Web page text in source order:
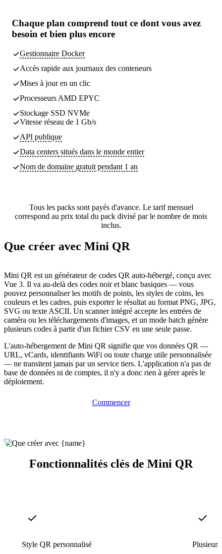
Chaque plan comprend tout ce dont vous avez
besoin et bien plus encore
Gestionnaire Docker
Accès rapide aux journaux des conteneurs
Mises à jour en un clic
Processeurs AMD EPYC
Stockage SSD NVMe
Vitesse réseau de 1 Gb/s
API publique
Data centers situés dans le monde entier
Nom de domaine gratuit pendant 1 an
Tous les packs sont payés d'avance. Le tarif mensuel
correspond au prix total du pack divisé par le nombre de mois
inclus.
Que créer avec Mini QR
Mini QR est un générateur de codes QR auto-hébergé, conçu avec
Vue 3. Il va au-delà des codes noir et blanc basiques — vous
pouvez personnaliser les motifs de points, les styles de coins, les
couleurs et les cadres, puis exporter le résultat au format PNG, JPG,
SVG ou texte ASCII. Un scanner intégré accepte les entrées de
caméra ou les téléchargements d'images, et un mode batch génère
plusieurs codes à partir d'un fichier CSV en une seule passe.
L'auto-hébergement de Mini QR signifie que vos données QR —
URL, vCards, identifiants WiFi ou toute charge utile personnalisée
— ne transitent jamais par un service tiers. L'application n'a pas de
base de données ni de comptes, il n'y a donc rien à gérer après le
déploiement.
Commencer
Fonctionnalités clés de Mini QR
Style QR personnalisé